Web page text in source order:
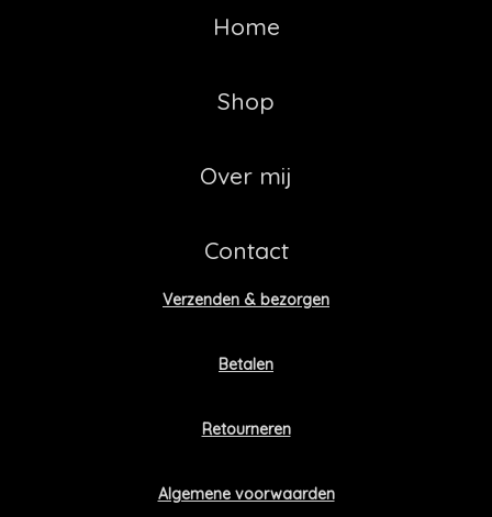
Home
Shop
Over mij
Contact
Verzenden & bezorgen
Betalen
Retourneren
Algemene voorwaarden